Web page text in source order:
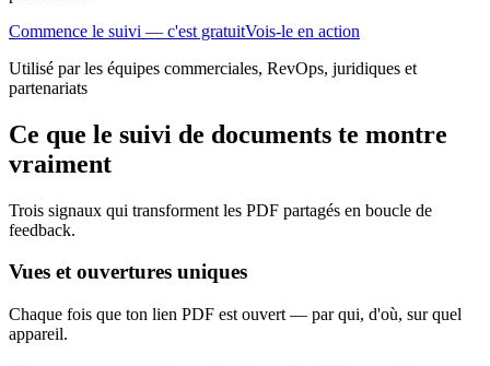
Commence le suivi — c'est gratuitVois-le en action
Utilisé par les équipes commerciales, RevOps, juridiques et
partenariats
Ce que le suivi de documents te montre
vraiment
Trois signaux qui transforment les PDF partagés en boucle de
feedback.
Vues et ouvertures uniques
Chaque fois que ton lien PDF est ouvert — par qui, d'où, sur quel
appareil.